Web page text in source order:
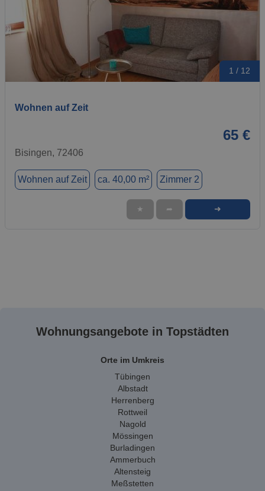
1 / 12
Wohnen auf Zeit
65 €
Bisingen, 72406
Wohnen auf Zeit ca. 40,00 m² Zimmer 2
★ ➦ ➜
Wohnungsangebote in Topstädten
Orte im Umkreis
Tübingen
Albstadt
Herrenberg
Rottweil
Nagold
Mössingen
Burladingen
Ammerbuch
Altensteig
Meßstetten